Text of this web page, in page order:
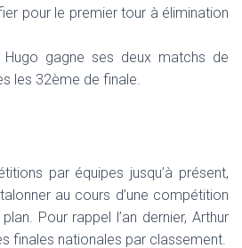
pour le premier tour à élimination
gagne ses deux matchs de
les 32ème de finale.
par équipes jusqu’à présent,
au cours d’une compétition
Pour rappel l’an dernier, Arthur
finales nationales par classement.